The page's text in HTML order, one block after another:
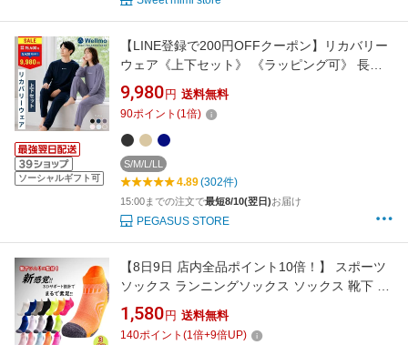
ソーシャルギフト可
【LINE登録で200円OFFクーポン】リカバリー
ウェア《上下セット》 《ラッピング可》 長袖
Wellmo なめらかな肌触り ルームウェア パジャ
マ メンズ レディース 男女兼用 部屋着 血行促進
ギフト プレゼント 睡眠 サポート 快眠 グッズ
夏【30日間全額返金保証】
9,980 円 送料無料
90ポイント (1倍)
S/M/L/LL
4.89(302件)
15:00までの注文で最短8/10(翌日)お届け
PEGASUS STORE
【8日9日 店内全品ポイント10倍！】 スポーツ
ソックス ランニングソックス ソックス 靴下 ス
ニーカーソックス くるぶしソックス ショート
速乾 防臭 メンズ レディース トレーニング ウォ
1,580 円 送料無料
140ポイント (1倍+9倍UP)